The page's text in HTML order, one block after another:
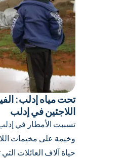
تحت مياه إدلب:
اللاجئين في إدلب
تسببت الأمطار في
وخيمة على مخيمات
حياة آلاف العائلات